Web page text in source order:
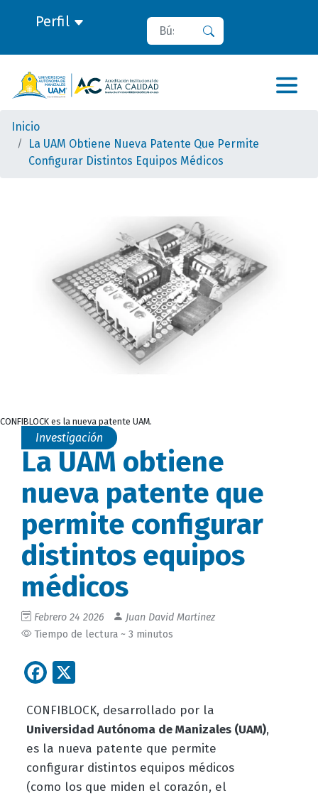
Perfil Buscar
Inicio
La UAM Obtiene Nueva Patente Que Permite
Configurar Distintos Equipos Médicos
CONFIBLOCK es la nueva patente UAM.
Investigación
La UAM obtiene
nueva patente que
permite configurar
distintos equipos
médicos
Febrero 24 2026
Juan David Martinez
Tiempo de lectura ~ 3 minutos
Facebook
CONFIBLOCK, desarrollado por la
Universidad Autónoma de Manizales (UAM),
es la nueva patente que permite
configurar distintos equipos médicos
(como los que miden el corazón, el